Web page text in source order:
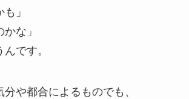
」
な」
です。
や都合によるものでも、